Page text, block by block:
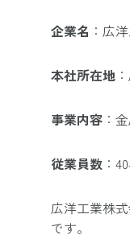
企業名 ： 広
本社所在地 ：
事業内容 ：
従業員数 ：
広洋工業株
です。